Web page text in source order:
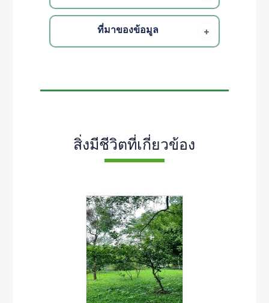
ที่มาของข้อมูล
สิ่งมีชีวิตที่เกี่ยวข้อง